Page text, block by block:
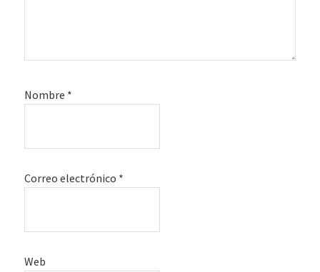
Nombre *
Correo electrónico *
Web